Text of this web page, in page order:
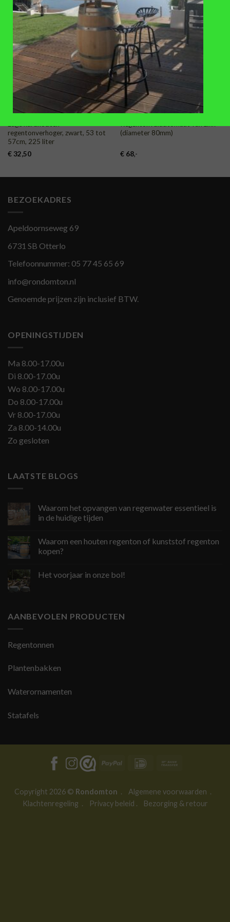
TOEVOEGEN
AAN
VERLANGLIJST
Lage hardhouten
regentonverhoger, zwart, 53 tot
57cm, 225 liter
€32,50
TOEVOEGEN
AAN
VERLANGLIJST
Regentonvulautomaat van zink
(diameter 80mm)
€68,-
BEZOEKADRES
Apeldoornseweg 69
6731 SB Otterlo
Telefoonnummer: 05 77 45 65 69
info@rondomton.nl
Genoemde prijzen zijn inclusief BTW.
OPENINGSTIJDEN
Ma 8.00-17.00u
Di 8.00-17.00u
Wo 8.00-17.00u
Do 8.00-17.00u
Vr 8.00-17.00u
Za 8.00-14.00u
Zo gesloten
LAATSTE BLOGS
Waarom het opvangen van regenwater essentieel is
in de huidige tijden
Waarom een houten regenton of kunststof regenton
kopen?
Het voorjaar in onze bol!
AANBEVOLEN PRODUCTEN
Regentonnen
Plantenbakken
Waterornamenten
Statafels
PayPal IDeal
Copyright 2026 © Rondomton . Algemene voorwaarden .
Klachtenregeling . Privacy beleid . Bezorging & retour